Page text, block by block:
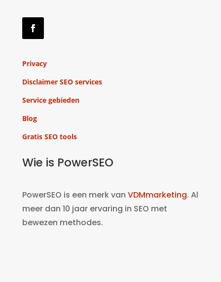
Privacy
Disclaimer SEO services
Service gebieden
Blog
Gratis SEO tools
Wie is PowerSEO
PowerSEO is een merk van VDMmarketing. Al
meer dan 10 jaar ervaring in SEO met
bewezen methodes.